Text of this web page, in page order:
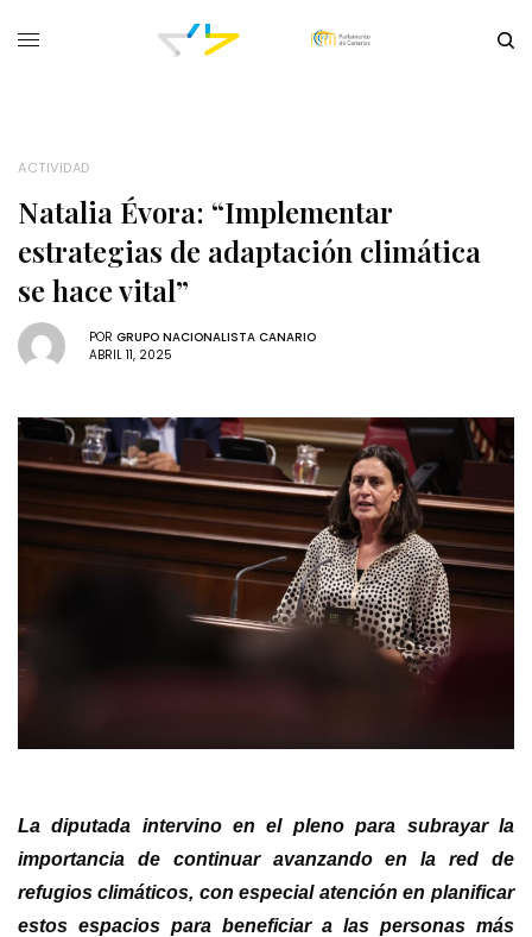
ACTIVIDAD
Natalia Évora: “Implementar
estrategias de adaptación climática
se hace vital”
POR GRUPO NACIONALISTA CANARIO
ABRIL 11, 2025
La diputada intervino en el pleno para subrayar la
importancia de continuar avanzando en la red de
refugios climáticos, con especial atención en planificar
estos espacios para beneficiar a las personas más